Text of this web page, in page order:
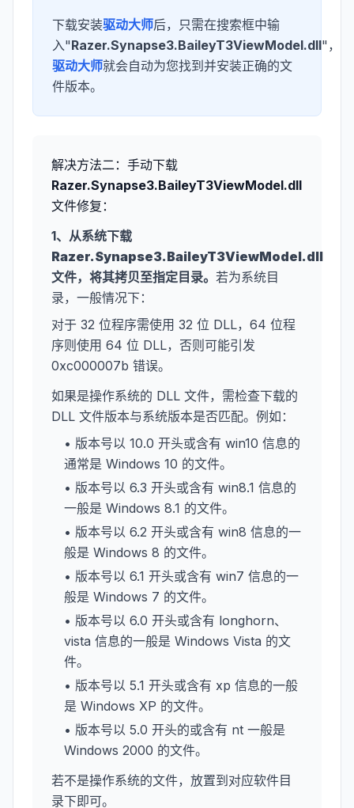
下载安装驱动大师后，只需在搜索框中输
入"Razer.Synapse3.BaileyT3ViewModel.dll"，
驱动大师就会自动为您找到并安装正确的文
件版本。
解决方法二：手动下载
Razer.Synapse3.BaileyT3ViewModel.dll
文件修复：
1、从系统下载
Razer.Synapse3.BaileyT3ViewModel.dll
文件，将其拷贝至指定目录。 若为系统目
录，一般情况下：
对于 32 位程序需使用 32 位 DLL，64 位程
序则使用 64 位 DLL，否则可能引发
0xc000007b 错误。
如果是操作系统的 DLL 文件，需检查下载的
DLL 文件版本与系统版本是否匹配。例如：
• 版本号以 10.0 开头或含有 win10 信息的
通常是 Windows 10 的文件。
• 版本号以 6.3 开头或含有 win8.1 信息的
一般是 Windows 8.1 的文件。
• 版本号以 6.2 开头或含有 win8 信息的一
般是 Windows 8 的文件。
• 版本号以 6.1 开头或含有 win7 信息的一
般是 Windows 7 的文件。
• 版本号以 6.0 开头或含有 longhorn、
vista 信息的一般是 Windows Vista 的文
件。
• 版本号以 5.1 开头或含有 xp 信息的一般
是 Windows XP 的文件。
• 版本号以 5.0 开头的或含有 nt 一般是
Windows 2000 的文件。
若不是操作系统的文件，放置到对应软件目
录下即可。